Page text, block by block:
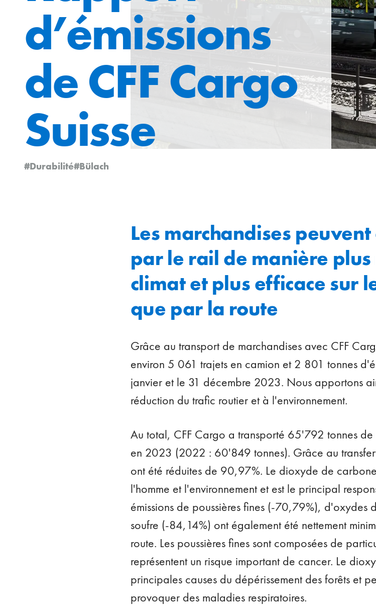
d’émissions
de CFF Cargo
Suisse
#Durabilité#Bülach
Les marchandises
par le rail de manière plus
climat et plus efficace sur
que par la route
Grâce au transport de marchandises avec CFF
environ 5 061 trajets en camion et 2 801 tonnes
janvier et le 31 décembre 2023. Nous apportons
réduction du trafic routier et à l'environnement.
Au total, CFF Cargo a transporté 65'792 tonnes
en 2023 (2022 : 60'849 tonnes). Grâce au
ont été réduites de 90,97%. Le dioxyde de
l'homme et l'environnement et est le principal
émissions de poussières fines (-70,79%),
soufre (-84,14%) ont également été nettement
route. Les poussières fines sont composées de
représentent un risque important de cancer. Le
principales causes du dépérissement des forêts et
provoquer des maladies respiratoires.